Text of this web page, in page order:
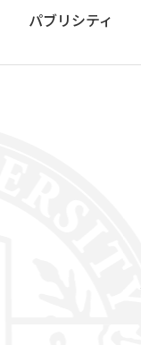
パブリシティ